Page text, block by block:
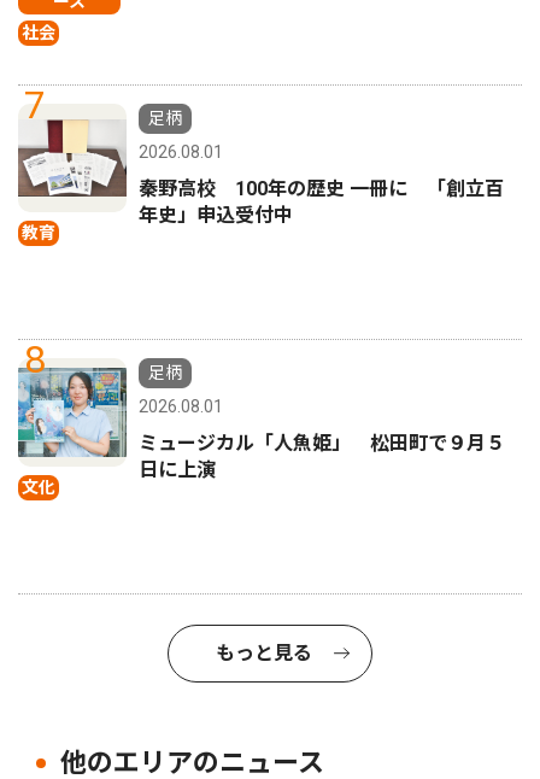
社会
7
教育
足柄
2026.08.01
秦野高校 100年の歴史 一冊に 「創立百
年史」申込受付中
8
文化
足柄
2026.08.01
ミュージカル「人魚姫」 松田町で９月５
日に上演
もっと見る
他のエリアのニュース